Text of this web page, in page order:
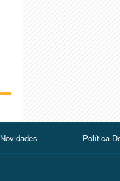
Novidades Política